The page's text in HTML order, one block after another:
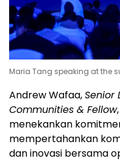
Maria Tang speaking at the
Andrew Wafaa,Senior
Communities & Fellow
menekankan
mempertahankan
dan inovasi bersama